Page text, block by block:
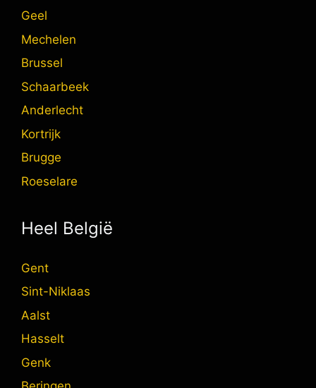
Geel
Mechelen
Brussel
Schaarbeek
Anderlecht
Kortrijk
Brugge
Roeselare
Heel België
Gent
Sint-Niklaas
Aalst
Hasselt
Genk